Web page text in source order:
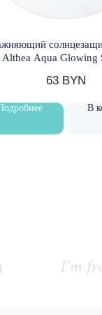
Althea Aqua Glowing
63 BYN
В